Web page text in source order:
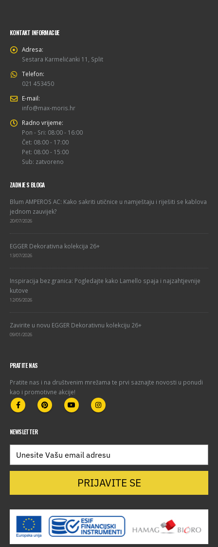
KONTAKT INFORMACIJE
Adresa:
Sestara Karmelićanki 11, Split
Telefon:
021 453450
E-mail:
info@max-moris.hr
Radno vrijeme:
Pon - Sri: 08:00 - 16:00
Čet: 08:00 - 17:00
Pet: 08:00 - 15:00
Sub: zatvoreno
ZADNJE S BLOGA
Blum AMPEROS AC: Kako sakriti utičnice u namještaju i riješiti se kablova
jednom zauvijek?
20/07/2026
EGGER Dekorativna kolekcija 26+
13/07/2026
Inspiracija bez granica: Pogledajte kako Lamello spaja i najzahtjevnije
kutove
12/05/2026
Zavirite u novu EGGER Dekorativnu kolekciju 26+
09/01/2026
PRATITE NAS
Pratite nas i na društvenim mrežama te prvi saznajte novosti u ponudi
kao i promotivne akcije!
NEWSLETTER
PRIJAVITE SE